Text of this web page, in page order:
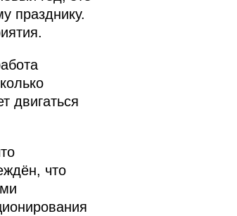
празднику.
двигаться
что